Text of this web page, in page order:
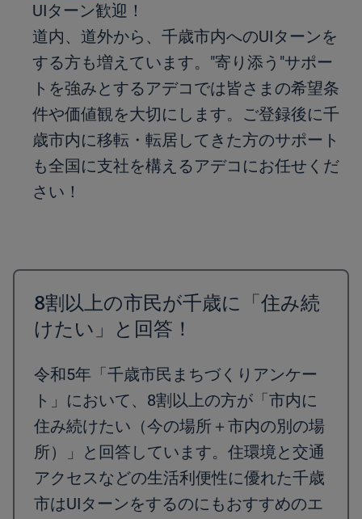
UIターン歓迎！
道内、道外から、千歳市内へのUIターンを
する方も増えています。"寄り添う"サポー
トを強みとするアデコでは皆さまの希望条
件や価値観を大切にします。ご登録後に千
歳市内に移転・転居してきた方のサポート
も全国に支社を構えるアデコにお任せくだ
さい！
8割以上の市民が千歳に「住み続
けたい」と回答！
令和5年「千歳市民まちづくりアンケー
ト」において、8割以上の方が「市内に
住み続けたい（今の場所＋市内の別の場
所）」と回答しています。住環境と交通
アクセスなどの生活利便性に優れた千歳
市はUIターンをするのにもおすすめのエ